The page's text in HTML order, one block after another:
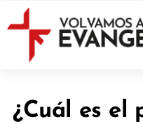
¿Cuál es el